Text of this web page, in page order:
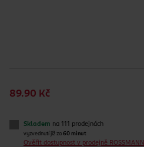
89.90 Kč
Skladem na 111 prodejnách
vyzvednutí již za 60 minut
Ověřit dostupnost v prodejně ROSSMANN